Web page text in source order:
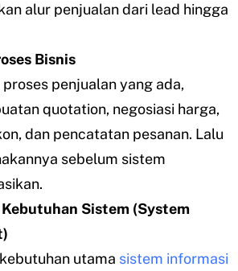
alur penjualan dari lead hingga
Bisnis
penjualan yang ada,
quotation, negosiasi harga,
dan pencatatan pesanan. Lalu
sebelum sistem
Sistem (System
utama sistem informasi